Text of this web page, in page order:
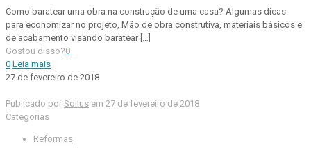
Como baratear uma obra na construção de uma casa? Algumas dicas
para economizar no projeto, Mão de obra construtiva, materiais básicos e
de acabamento visando baratear[…]
Gostou disso?0
0 Leia mais
27 de fevereiro de 2018
Publicado por Sollus em 27 de fevereiro de 2018
Categorias
Reformas